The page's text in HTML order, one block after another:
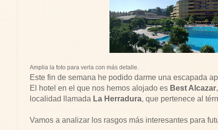
Amplia la foto para verla con más detalle.
Este fin de semana he podido darme una escapada
El hotel en el que nos hemos alojado es Best Alcazar
localidad llamada La Herradura, que pertenece al
Vamos a analizar los rasgos más interesantes para